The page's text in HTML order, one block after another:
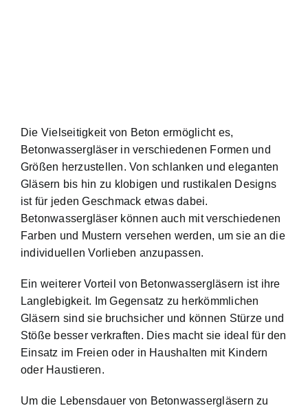
Die Vielseitigkeit von Beton ermöglicht es,
Betonwassergläser in verschiedenen Formen und
Größen herzustellen. Von schlanken und eleganten
Gläsern bis hin zu klobigen und rustikalen Designs
ist für jeden Geschmack etwas dabei.
Betonwassergläser können auch mit verschiedenen
Farben und Mustern versehen werden, um sie an die
individuellen Vorlieben anzupassen.
Ein weiterer Vorteil von Betonwassergläsern ist ihre
Langlebigkeit. Im Gegensatz zu herkömmlichen
Gläsern sind sie bruchsicher und können Stürze und
Stöße besser verkraften. Dies macht sie ideal für den
Einsatz im Freien oder in Haushalten mit Kindern
oder Haustieren.
Um die Lebensdauer von Betonwassergläsern zu